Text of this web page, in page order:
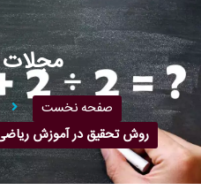
صفحه نخست
روش تحقیق در آموزش